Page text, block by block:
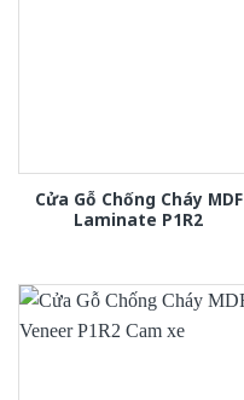
Cửa Gỗ Chống Cháy MDF
Laminate P1R2